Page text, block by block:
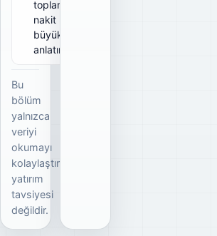
toplam brüt
nakit
büyüklüğünü
anlatır.
Bu
bölüm
yalnızca
veriyi
okumayı
kolaylaştırır;
yatırım
tavsiyesi
değildir.